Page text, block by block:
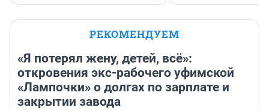
РЕКОМЕНДУЕМ
«Я потерял жену, детей, всё»:
откровения экс-рабочего уфимской
«Лампочки» о долгах по зарплате и
закрытии завода